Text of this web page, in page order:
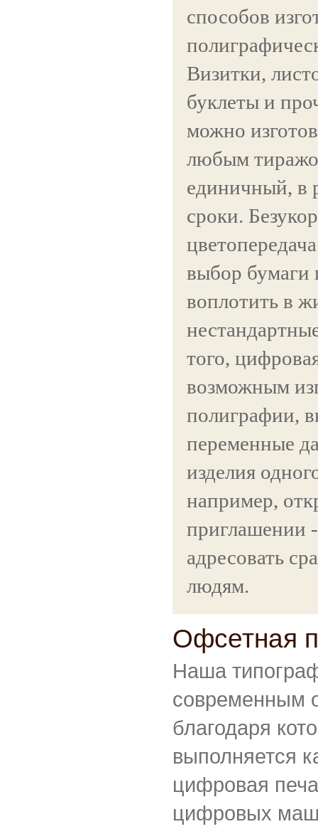
способов
Визитки,
буклеты и
можно
любым
единичный, в
сроки.
выбор бумаги
воплотить в
того,
возможным
полиграфии,
переменные
изделия
например,
приглашении
адресовать
людям.
Офсетная
Наша
современным
благодаря
выполняется
цифровая
цифровых